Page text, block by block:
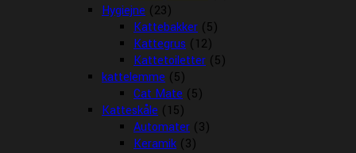
Hygiejne (23)
Kattebakker (5)
Kattegrus (12)
Kattetoiletter (5)
kattelemme (5)
Cat Mate (5)
Katteskåle (15)
Automater (3)
Keramik (3)